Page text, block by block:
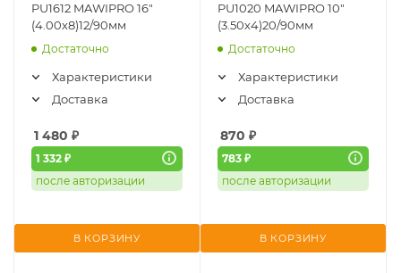
PU1612 MAWIPRO 16"
(4.00х8)12/90мм
Достаточно
Характеристики
Доставка
1 480 ₽
1 332 ₽
после авторизации
В КОРЗИНУ
PU1020 MAWIPRO 10"
(3.50х4)20/90мм
Достаточно
Характеристики
Доставка
870 ₽
783 ₽
после авторизации
В КОРЗИНУ